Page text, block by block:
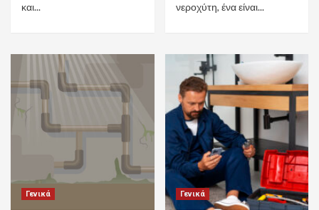
και...
νεροχύτη, ένα είναι...
Γενικά Γενικά